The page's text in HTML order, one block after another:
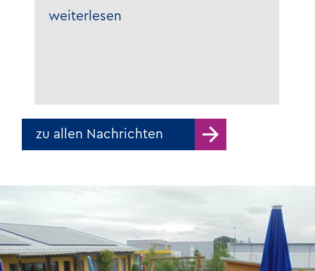
weiterlesen
zu allen Nachrichten